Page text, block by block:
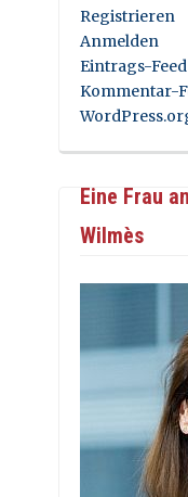
Registrieren
Anmelden
Eintrags-Feed
Kommentar-
Eine Frau
Wilmès